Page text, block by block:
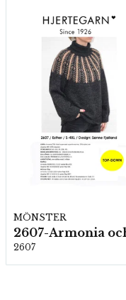
MÖNSTER
2607